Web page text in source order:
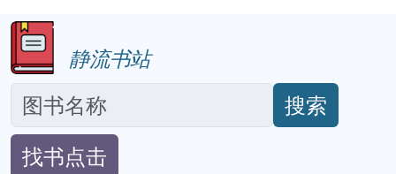
静流书站
搜索
找书点击